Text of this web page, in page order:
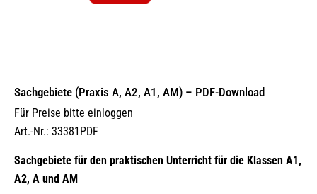
Sachgebiete (Praxis A, A2, A1, AM) – PDF-Download
Für Preise bitte einloggen
Art.-Nr.: 33381PDF
Sachgebiete für den praktischen Unterricht für die Klassen A1,
A2, A und AM